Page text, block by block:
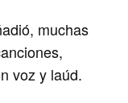
muchas
voz y laúd.